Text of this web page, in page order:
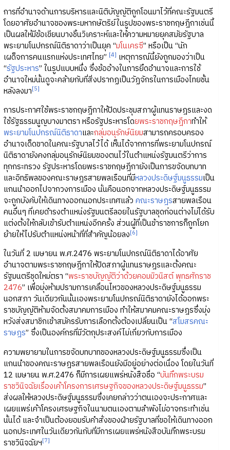
การที่อำนาจด้านการบริหารและนิติบัญญัติถูกโอนมาไว้ที่คณะรัฐมนตรี
โดยอาศัยอำนาจของพระมหากษัตริย์ในรูปของพระราชกฤษฎีกาเช่นนี้
เป็นผลให้มีข้อเขียนบางชิ้นวิเคราะห์และให้ความหมายยุคสมัยรัฐบาล
พระยามโนปกรณ์นิติธาดาว่าเป็นยุค “มโนเครซี” หรือเป็น “นัก
เผด็จการคนแรกแห่งประเทศไทย” [4] เหตุการณ์นี้ยังถูกมองว่าเป็น
“รัฐประหาร” ในรูปแบบหนึ่ง ซึ่งข้ออ้างในการยึดอำนาจและการใช้
อำนาจใหม่นั้นดูจะคล้ายกับที่สิ่งปรากฏเป็นวัฏจักรในการเมืองไทยชั้น
หลังลงมา[5]
การประกาศใช้พระราชกฤษฎีกาให้ปิดประชุมสภาผู้แทนราษฎรและงด
ใช้รัฐธรรมนูญบางมาตรา หรือรัฐประหารโดยพระราชกฤษฎีกาทำให้
พระยามโนปกรณ์นิติธาดาและกลุ่มอนุรักษ์นิยมสามารถครอบครอง
อำนาจเด็ดขาดในคณะรัฐบาลไว้ได้ เห็นได้จากการที่พระยามโนปกรณ์
นิติธาดายังคงกลุ่มอนุรักษ์นิยมของตนไว้ในตำแหน่งรัฐมนตรีว่าการ
ทุกกระทรวง รัฐประหารโดยพระราชกฤษฎีกายังเป็นการขจัดบทบาท
และอิทธิพลของคณะราษฎรสายพลเรือนที่มีหลวงประดิษฐ์มนูธรรมเป็น
แกนนำออกไปจากวงการเมือง นั่นคือนอกจากหลวงประดิษฐ์มนูธรรม
จะถูกบังคับให้เดินทางออกนอกประเทศแล้ว คณะราษฎรสายพลเรือน
คนอื่นๆ ที่เคยดำรงตำแหน่งรัฐมนตรีลอยในรัฐบาลชุดก่อนต่างไม่ได้รับ
แต่งตั้งให้กลับเข้ารับตำแหน่งอีกครั้ง ส่วนผู้ที่เป็นข้าราชการก็ถูกโยก
ย้ายให้ไปรับตำแหน่งหน้าที่ที่สำคัญน้อยลง[6]
ในวันที่ 2 เมษายน พ.ศ.2476 พระยามโนปกรณ์นิติธาดาได้อาศัย
อำนาจตามพระราชกฤษฎีกาให้ปิดสภาผู้แทนราษฎรและตั้งคณะ
รัฐมนตรีชุดใหม่ตรา “พระราชบัญญัติว่าด้วยคอมมิวนิสต์ พุทธศักราช
2476” เพื่อมุ่งห้ามปรามการเคลื่อนไหวของหลวงประดิษฐ์มนูธรรม
นอกสภา วันเดียวกันนั้นเองพระยามโนปกรณ์นิติธาดายังได้ออกพระ
ราชบัญญัติห้ามจัดตั้งสมาคมการเมือง ทำให้สมาคมคณะราษฎรซึ่งมุ่ง
หวังส่งสมาชิกเข้าสมัครรับการเลือกตั้งต้องเปลี่ยนเป็น “สโมสรคณะ
ราษฎร” ซึ่งเป็นองค์กรที่มีวัตถุประสงค์ไม่เกี่ยวกับการเมือง
ความพยายามในการขจัดบทบาทของหลวงประดิษฐ์มนูธรรมซึ่งเป็น
แกนนำของคณะราษฎรสายพลเรือนยังมีอยู่อย่างต่อเนื่อง โดยในวันที่
12 เมษายน พ.ศ.2476 ก็มีการเผยแพร่หนังสือชื่อ “บันทึกพระบรม
ราชวินิจฉัยเรื่องเค้าโครงการเศรษฐกิจของหลวงประดิษฐ์มนูธรรม”
ส่งผลให้หลวงประดิษฐ์มนูธรรมซึ่งเคยกล่าวว่าตนเองจะประกาศและ
เผยแพร่เค้าโครงเศรษฐกิจในนามตนเองตามลำพังไม่อาจกระทำเช่น
นั้นได้ และจำเป็นต้องยอมรับคำสั่งของฝ่ายรัฐบาลที่ขอให้เดินทางออก
นอกประเทศในวันเดียวกันกับที่มีการเผยแพร่หนังสือบันทึกพระบรม
ราชวินิจฉัยฯ[7]